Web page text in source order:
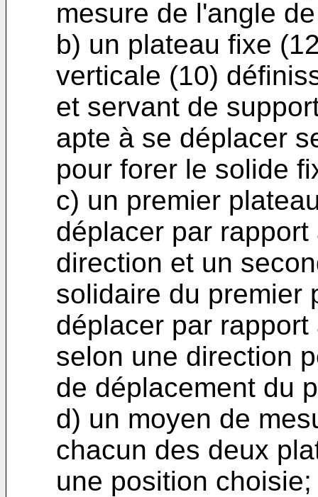
mesure de l'angle
b) un plateau fixe
verticale (10)
et servant de
apte à se déplacer
pour forer le solide
c) un premier
déplacer par
direction et un
solidaire du premier
déplacer par
selon une direction
de déplacement du
d) un moyen de
chacun des deux
une position choisie;